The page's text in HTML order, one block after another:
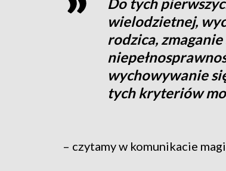
Do tych
wielodzietnej,
rodzica,
wychowywanie
tych kryteriów
– czytamy w komunikacie